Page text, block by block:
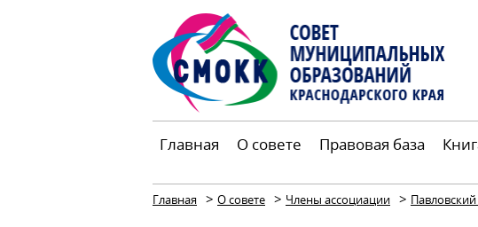
Главная О совете Правовая база
Главная > О совете > Члены ассоциации >